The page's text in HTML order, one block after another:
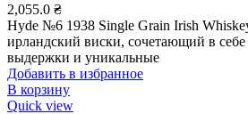
2,055.0 ₴
Hyde №6 1938 Single Grain Irish
ирландский виски, сочетающий в
выдержки и уникальные
Добавить в избранное
В корзину
Quick view